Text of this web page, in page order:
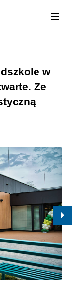
w
Ze